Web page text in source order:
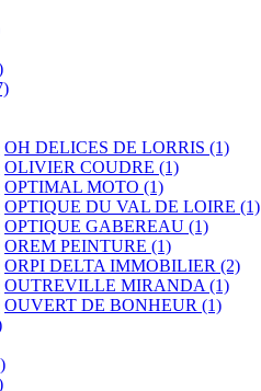
OH DELICES DE LORRIS (1)
OLIVIER COUDRE (1)
OPTIMAL MOTO (1)
OPTIQUE DU VAL DE LOIRE (1)
OPTIQUE GABEREAU (1)
OREM PEINTURE (1)
ORPI DELTA IMMOBILIER (2)
OUTREVILLE MIRANDA (1)
OUVERT DE BONHEUR (1)